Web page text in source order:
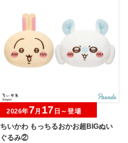
ちいかわ もっちるおかお超BIGぬい
ぐるみ②
2026年7月 17 日～登場